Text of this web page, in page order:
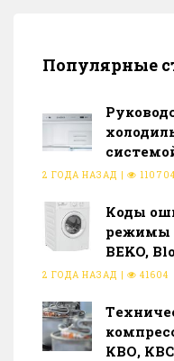
Популярные
2 ГОДА НАЗАД | 110704
Коды
режимы
BEKO,
2 ГОДА НАЗАД | 41604
КВО,